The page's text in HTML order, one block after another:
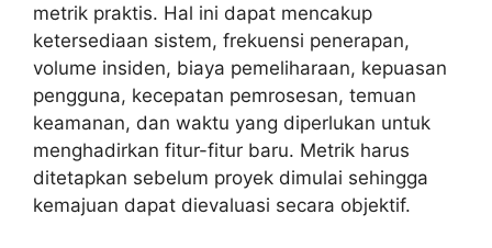
metrik praktis. Hal ini dapat mencakup
ketersediaan sistem, frekuensi penerapan,
volume insiden, biaya pemeliharaan, kepuasan
pengguna, kecepatan pemrosesan, temuan
keamanan, dan waktu yang diperlukan untuk
menghadirkan fitur-fitur baru. Metrik harus
ditetapkan sebelum proyek dimulai sehingga
kemajuan dapat dievaluasi secara objektif.